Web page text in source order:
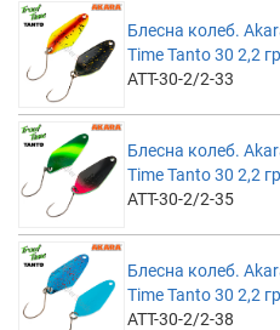
Блесна колеб.
Time Tanto 30 2,2
ATT-30-2/2-33
Блесна колеб.
Time Tanto 30 2,2
ATT-30-2/2-35
Блесна колеб.
Time Tanto 30 2,2
ATT-30-2/2-38